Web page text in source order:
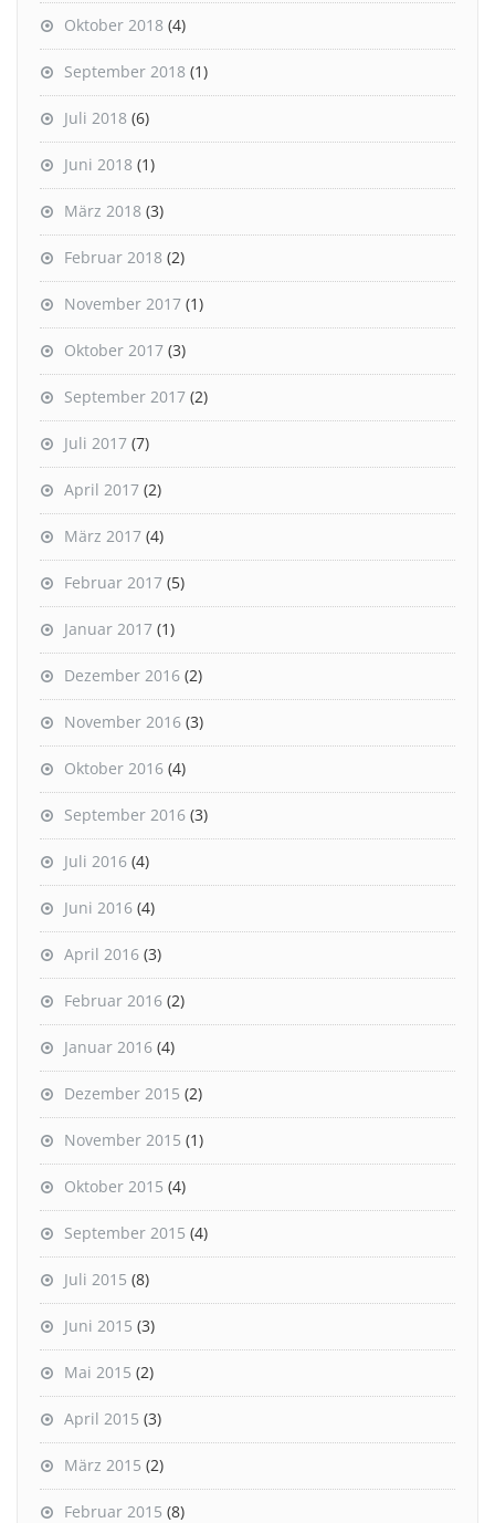
Oktober 2018 (4)
September 2018 (1)
Juli 2018 (6)
Juni 2018 (1)
März 2018 (3)
Februar 2018 (2)
November 2017 (1)
Oktober 2017 (3)
September 2017 (2)
Juli 2017 (7)
April 2017 (2)
März 2017 (4)
Februar 2017 (5)
Januar 2017 (1)
Dezember 2016 (2)
November 2016 (3)
Oktober 2016 (4)
September 2016 (3)
Juli 2016 (4)
Juni 2016 (4)
April 2016 (3)
Februar 2016 (2)
Januar 2016 (4)
Dezember 2015 (2)
November 2015 (1)
Oktober 2015 (4)
September 2015 (4)
Juli 2015 (8)
Juni 2015 (3)
Mai 2015 (2)
April 2015 (3)
März 2015 (2)
Februar 2015 (8)